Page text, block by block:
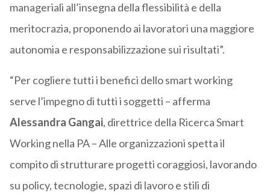
manageriali all’insegna della flessibilità e della
meritocrazia, proponendo ai lavoratori una maggiore
autonomia e responsabilizzazione sui risultati”.
“Per cogliere tutti i benefici dello smart working
serve l’impegno di tutti i soggetti – afferma
Alessandra Gangai, direttrice della Ricerca Smart
Working nella PA – Alle organizzazioni spetta il
compito di strutturare progetti coraggiosi, lavorando
su policy, tecnologie, spazi di lavoro e stili di